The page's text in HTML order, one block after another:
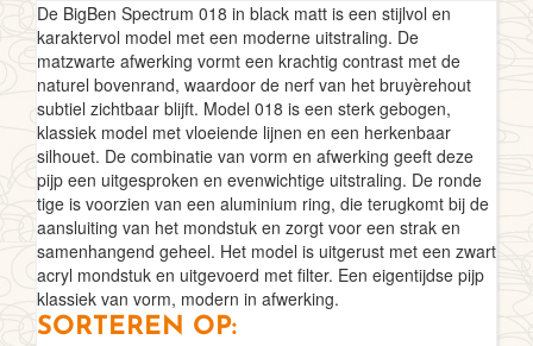
De BigBen Spectrum 018 in black matt is een stijlvol en
karaktervol model met een moderne uitstraling. De
matzwarte afwerking vormt een krachtig contrast met de
naturel bovenrand, waardoor de nerf van het bruyèrehout
subtiel zichtbaar blijft. Model 018 is een sterk gebogen,
klassiek model met vloeiende lijnen en een herkenbaar
silhouet. De combinatie van vorm en afwerking geeft deze
pijp een uitgesproken en evenwichtige uitstraling. De ronde
tige is voorzien van een aluminium ring, die terugkomt bij de
aansluiting van het mondstuk en zorgt voor een strak en
samenhangend geheel. Het model is uitgerust met een zwart
acryl mondstuk en uitgevoerd met filter. Een eigentijdse pijp 
klassiek van vorm, modern in afwerking.
SORTEREN OP: